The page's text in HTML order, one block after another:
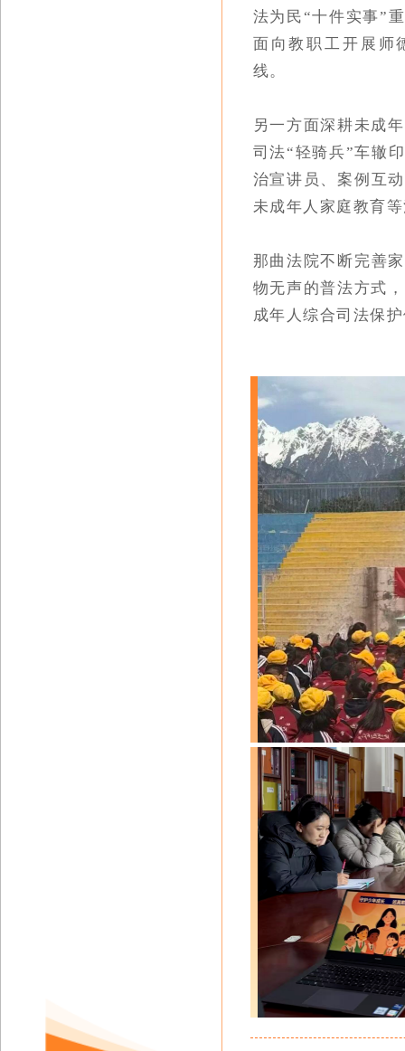
法为民“十件实事”
面向教职工开展师
线。
另一方面深耕未成
司法“轻骑兵”车辙
治宣讲员、案例互
未成年人家庭教育
那曲法院不断完善
物无声的普法方式
成年人综合司法保